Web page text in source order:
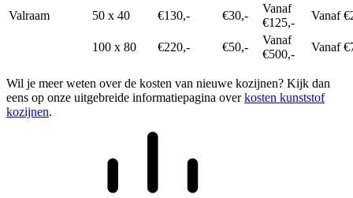
Valraam 50 x 40 €130,- €30,-
Vanaf
€125,-
Vanaf
100 x 80 €220,- €50,-
Vanaf
€500,-
Vanaf
Wil je meer weten over de kosten van nieuwe kozijnen? Kijk dan
eens op onze uitgebreide informatiepagina overkosten kunststof
kozijnen.